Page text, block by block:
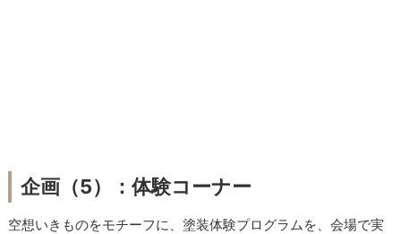
企画（5）：体験コーナー
空想いきものをモチーフに、塗装体験プログラムを、会場で実